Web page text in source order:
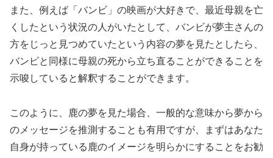
また、例えば「バンビ」の映画が大好きで、最近母親を亡
くしたという状況の人がいたとして、バンビが夢主さんの
方をじっと見つめていたという内容の夢を見たとしたら、
バンビと同様に母親の死から立ち直ることができることを
示唆していると解釈することができます。
このように、鹿の夢を見た場合、一般的な意味から夢から
のメッセージを推測することも有用ですが、まずはあなた
自身が持っている鹿のイメージを明らかにすることをお勧